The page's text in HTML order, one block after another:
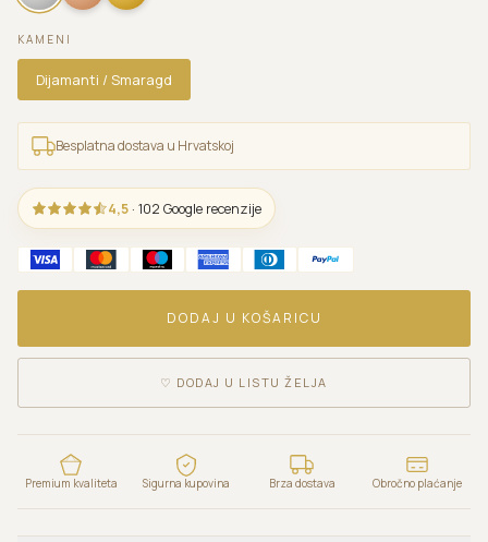
KAMENI
Dijamanti / Smaragd
Besplatna dostava u Hrvatskoj
4,5 · 102 Google recenzije
DODAJ U KOŠARICU
♡ DODAJ U LISTU ŽELJA
Premium kvaliteta Sigurna kupovina Brza dostava Obročno plaćanje